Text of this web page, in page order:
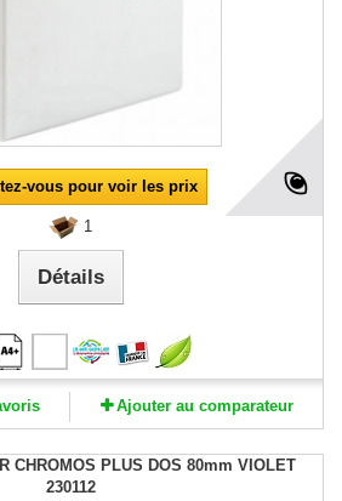
vous pour voir les prix
1
Détails
Ajouter au comparateur
CHROMOS PLUS DOS 80mm VIOLET
230112